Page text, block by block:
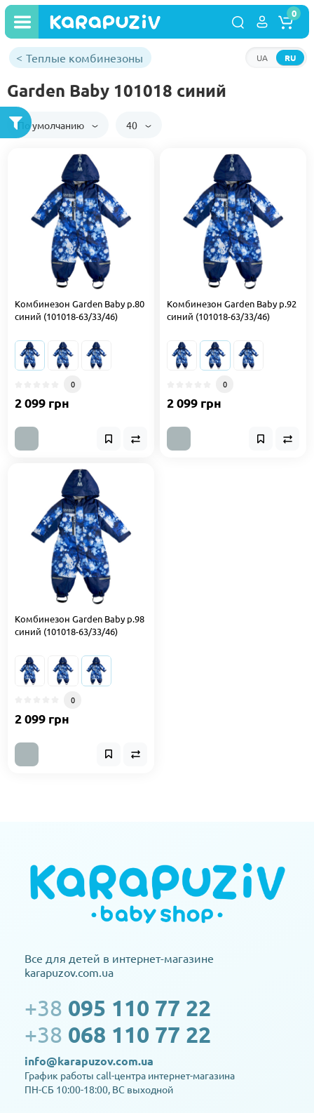
RU
UA
0
Теплые комбинезоны
Garden Baby 101018 синий
По умолчанию 40
Комбинезон Garden Baby р.80
синий (101018-63/33/46)
0
2 099 грн
Комбинезон Garden Baby р.92
синий (101018-63/33/46)
0
2 099 грн
Комбинезон Garden Baby р.98
синий (101018-63/33/46)
0
2 099 грн
Все для детей в интернет-магазине
karapuzov.com.ua
+38 095 110 77 22
+38 068 110 77 22
info@karapuzov.com.ua
График работы call-центра интернет-магазина
ПН-СБ 10:00-18:00, ВС выходной